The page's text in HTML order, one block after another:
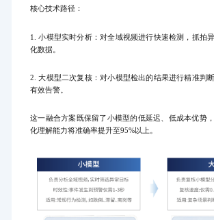
核心技术路径：
1. 小模型实时分析：对全域视频进行快速检测，抓拍
化数据。
2. 大模型二次复核：对小模型检出的结果进行精准判
有效告警。
这一融合方案既保留了小模型的低延迟、低成本优势
化理解能力将准确率提升至95%以上。